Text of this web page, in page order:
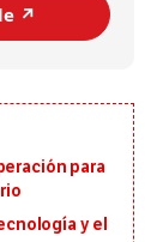
↗️
para
y el